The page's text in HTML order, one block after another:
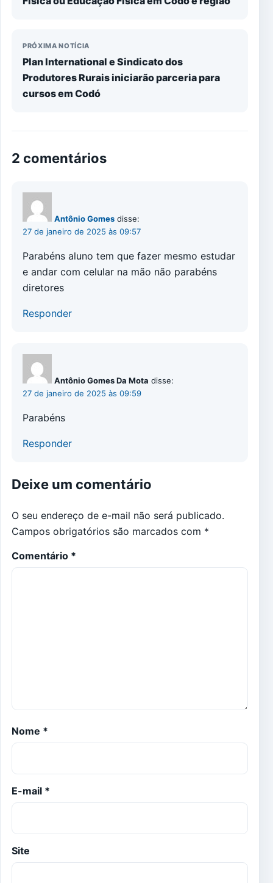
PRÓXIMA NOTÍCIA
Plan International e Sindicato dos
Produtores Rurais iniciarão parceria para
cursos em Codó
2 comentários
Antônio Gomes disse:
27 de janeiro de 2025 às 09:57
Parabéns aluno tem que fazer mesmo estudar
e andar com celular na mão não parabéns
diretores
Responder
Antônio Gomes Da Mota disse:
27 de janeiro de 2025 às 09:59
Parabéns
Responder
Deixe um comentário
O seu endereço de e-mail não será publicado.
Campos obrigatórios são marcados com *
Comentário *
Nome *
E-mail *
Site